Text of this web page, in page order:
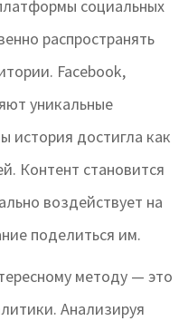
социальных
распространять
Facebook,
уникальные
история достигла как
Контент становится
воздействует на
поделиться им.
методу — это
Анализируя